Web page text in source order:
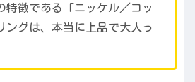
特徴である「ニッケル／コッ
ングは、本当に上品で大人っ